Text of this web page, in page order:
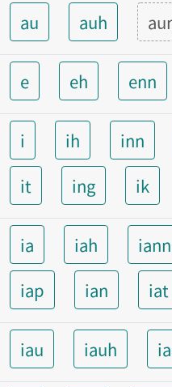
au auh
e eh enn
i ih inn
it
ing ik
ia iah iann
iap
ian iat
iau iauh